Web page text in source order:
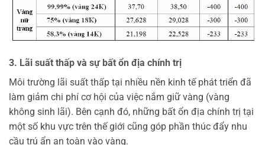
3. Lãi suất thấp và sự bất ổn địa chính trị
Môi trường lãi suất thấp tại nhiều nền kinh tế phát triển đã
làm giảm chi phí cơ hội của việc nắm giữ vàng (vàng
không sinh lãi). Bên cạnh đó, những bất ổn địa chính trị tại
một số khu vực trên thế giới cũng góp phần thúc đẩy nhu
cầu trú ẩn an toàn vào vàng.